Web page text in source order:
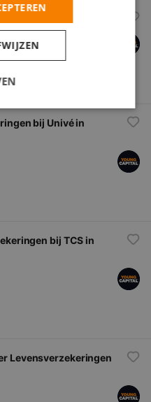
in Amsterdam!
bij Univé in
bij TCS in
Levensverzekeringen